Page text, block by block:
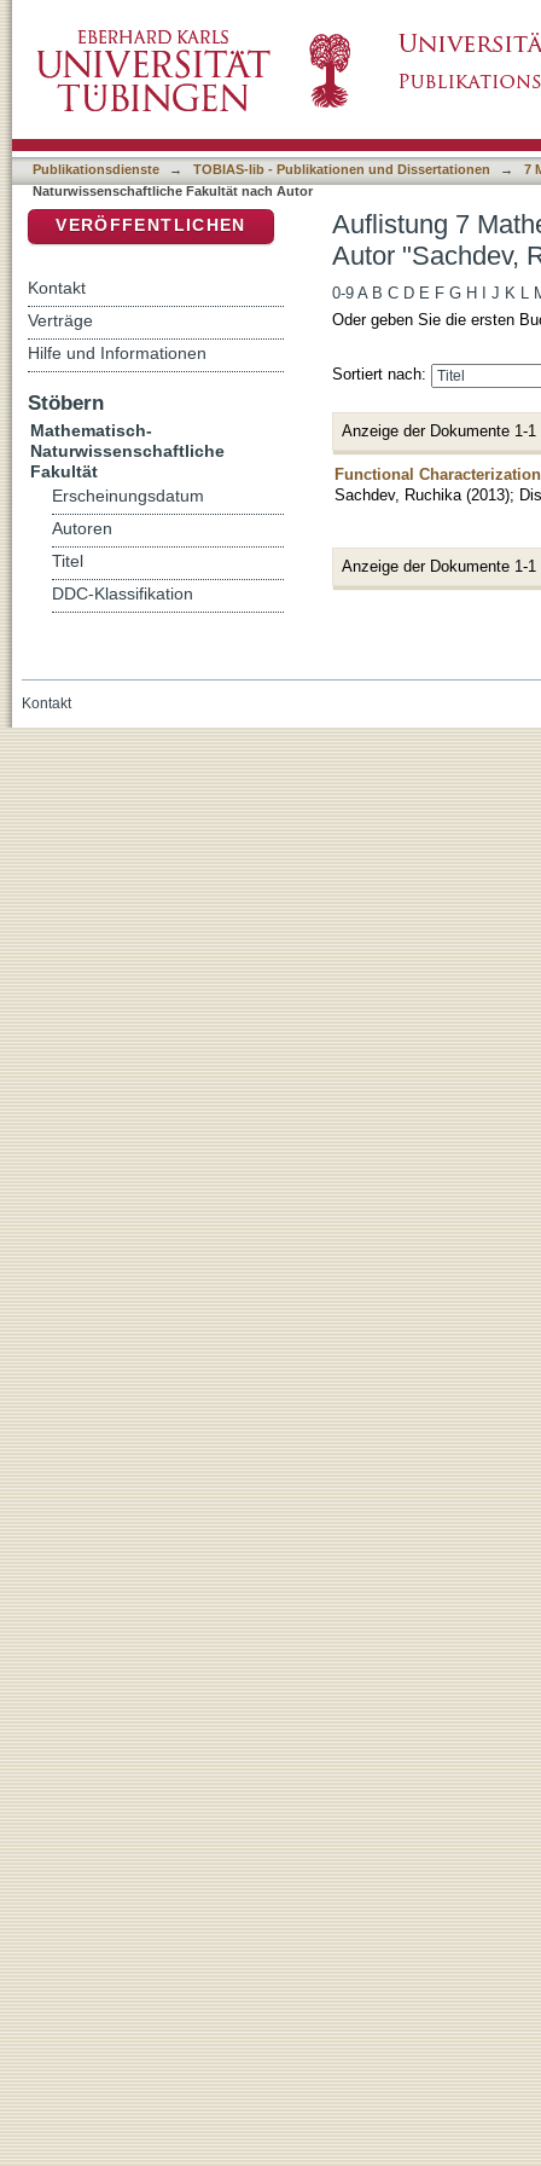
Publikationsdienste → TOBIAS-lib - Publikationen und Dissertationen →
7
Naturwissenschaftliche Fakultät nach Autor
Auflistung 7
Autor "Sachdev,
0-9 A B C D E F G H J K L
Oder geben Sie die ersten
Sortiert nach:
Anzeige der Dokumente 1-1
Functional
Sachdev, Ruchika (2013);
Anzeige der Dokumente 1-1
VERÖFFENTLICHEN
Kontakt
Verträge
Hilfe und Informationen
Stöbern
Mathematisch-
Naturwissenschaftliche
Fakultät
Erscheinungsdatum
Autoren
Titel
DDC-Klassifikation
Kontakt